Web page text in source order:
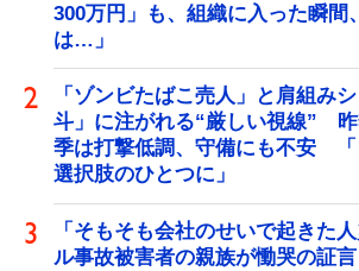
300万円」も、組織に入った瞬間
は…」
「ゾンビたばこ売人」と肩組み
斗」に注がれる“厳しい視線”
季は打撃低調、守備にも不安 「
選択肢のひとつに」
「そもそも会社のせいで起きた
ル事故被害者の親族が慟哭の証